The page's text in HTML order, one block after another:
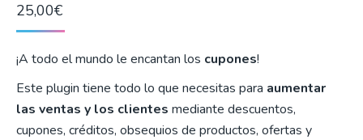
25,00€
¡A todo el mundo le encantan los cupones!
Este plugin tiene todo lo que necesitas para aumentar
las ventas y los clientes mediante descuentos,
cupones, créditos, obsequios de productos, ofertas y